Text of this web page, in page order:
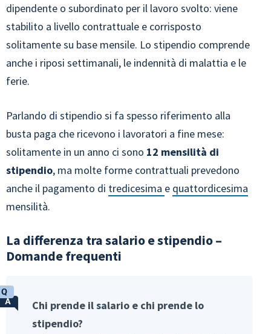
dipendente o subordinato per il lavoro svolto: viene
stabilito a livello contrattuale e corrisposto
solitamente su base mensile. Lo stipendio comprende
anche i riposi settimanali, le indennità di malattia e le
ferie.
Parlando di stipendio si fa spesso riferimento alla
busta paga che ricevono i lavoratori a fine mese:
solitamente in un anno ci sono 12 mensilità di
stipendio, ma molte forme contrattuali prevedono
anche il pagamento di tredicesima e quattordicesima
mensilità.
La differenza tra salario e stipendio –
Domande frequenti
Chi prende il salario e chi prende lo
stipendio?